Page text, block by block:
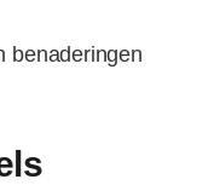
benaderingen